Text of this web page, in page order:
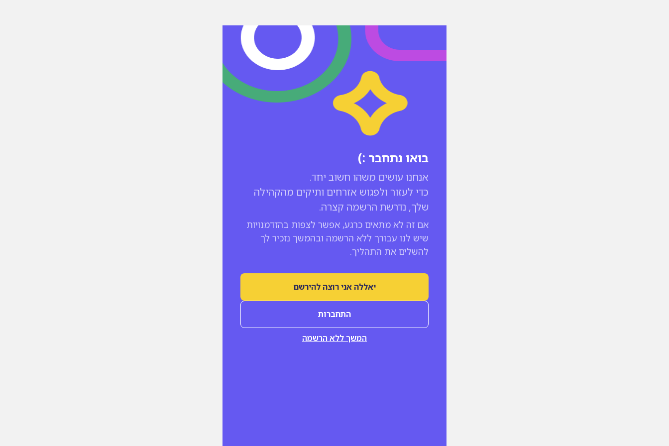
בואו נתחבר :)
כדי לעזור ולפגוש אזרחים ותיקים מהקהילה
שלך, נדרשת הרשמה קצרה.
אם זה לא מתאים כרגע, אפשר לצפות בהזדמנויות
שיש לנו עבורך ללא הרשמה ובהמשך נזכיר לך
להשלים את התהליך.
יאללה אני רוצה להירשם
התחברות
המשך ללא הרשמה